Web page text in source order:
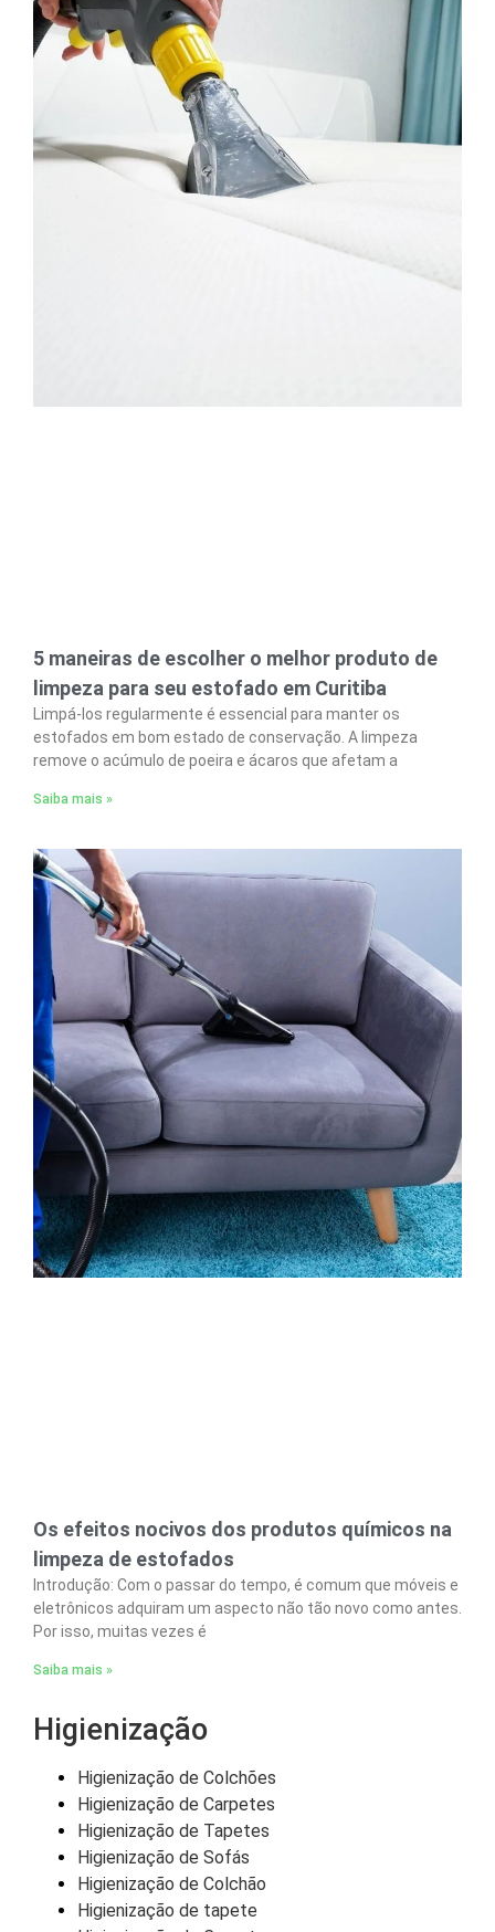
5 maneiras de escolher o melhor produto de
limpeza para seu estofado em Curitiba
Limpá-los regularmente é essencial para manter os
estofados em bom estado de conservação. A limpeza
remove o acúmulo de poeira e ácaros que afetam a
Saiba mais »
Os efeitos nocivos dos produtos químicos na
limpeza de estofados
Introdução: Com o passar do tempo, é comum que móveis e
eletrônicos adquiram um aspecto não tão novo como antes.
Por isso, muitas vezes é
Saiba mais »
Higienização
Higienização de Colchões
Higienização de Carpetes
Higienização de Tapetes
Higienização de Sofás
Higienização de Colchão
Higienização de tapete